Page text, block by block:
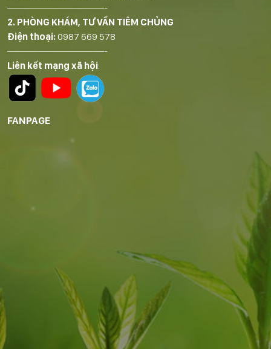
——————————-
2. PHÒNG KHÁM, TƯ VẤN TIÊM CHỦNG
Điện thoại:0987 669 578
——————————-
Liên kết mạng xã hội:
FANPAGE